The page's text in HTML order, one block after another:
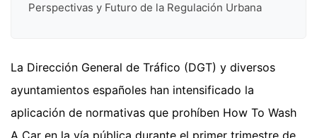
Perspectivas y Futuro de la Regulación Urbana
La Dirección General de Tráfico (DGT) y diversos
ayuntamientos españoles han intensificado la
aplicación de normativas que prohíben How To Wash
A Car en la vía pública durante el primer trimestre de